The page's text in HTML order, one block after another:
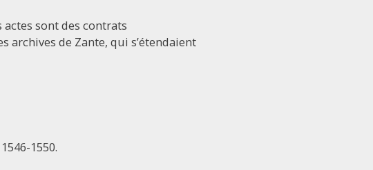
actes sont des contrats
archives de Zante, qui s’étendaient
1550.